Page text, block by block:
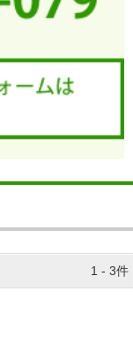
1 - 3件